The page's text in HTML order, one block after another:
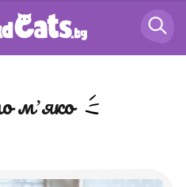
мʼяко